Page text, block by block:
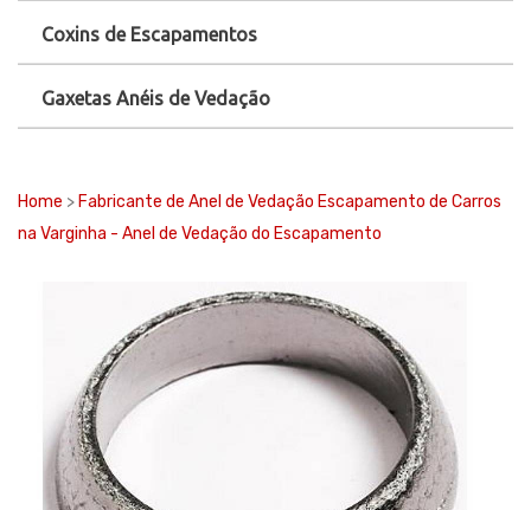
Coxins de Escapamentos
Gaxetas Anéis de Vedação
Home > Fabricante de Anel de Vedação Escapamento de Carros
na Varginha - Anel de Vedação do Escapamento